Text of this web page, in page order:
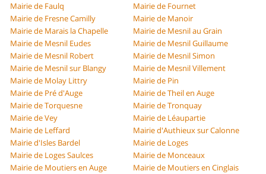
Mairie de Faulq
Mairie de Fournet
Mairie de Fresne Camilly
Mairie de Manoir
Mairie de Marais la Chapelle
Mairie de Mesnil au Grain
Mairie de Mesnil Eudes
Mairie de Mesnil Guillaume
Mairie de Mesnil Robert
Mairie de Mesnil Simon
Mairie de Mesnil sur Blangy
Mairie de Mesnil Villement
Mairie de Molay Littry
Mairie de Pin
Mairie de Pré d'Auge
Mairie de Theil en Auge
Mairie de Torquesne
Mairie de Tronquay
Mairie de Vey
Mairie de Léaupartie
Mairie de Leffard
Mairie d'Authieux sur Calonne
Mairie d'Isles Bardel
Mairie de Loges
Mairie de Loges Saulces
Mairie de Monceaux
Mairie de Moutiers en Auge
Mairie de Moutiers en Cinglais